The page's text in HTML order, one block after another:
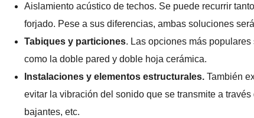
Aislamiento acústico de techos. Se puede recurrir
forjado. Pese a sus diferencias, ambas soluciones
Tabiques y particiones. Las opciones más
como la doble pared y doble hoja cerámica.
Instalaciones y elementos estructurales.También
evitar la vibración del sonido que se transmite a
bajantes, etc.